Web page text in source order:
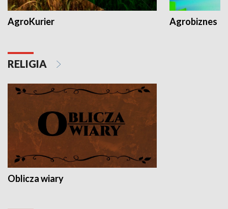
AgroKurier Agrobiznes
RELIGIA
Oblicza wiary